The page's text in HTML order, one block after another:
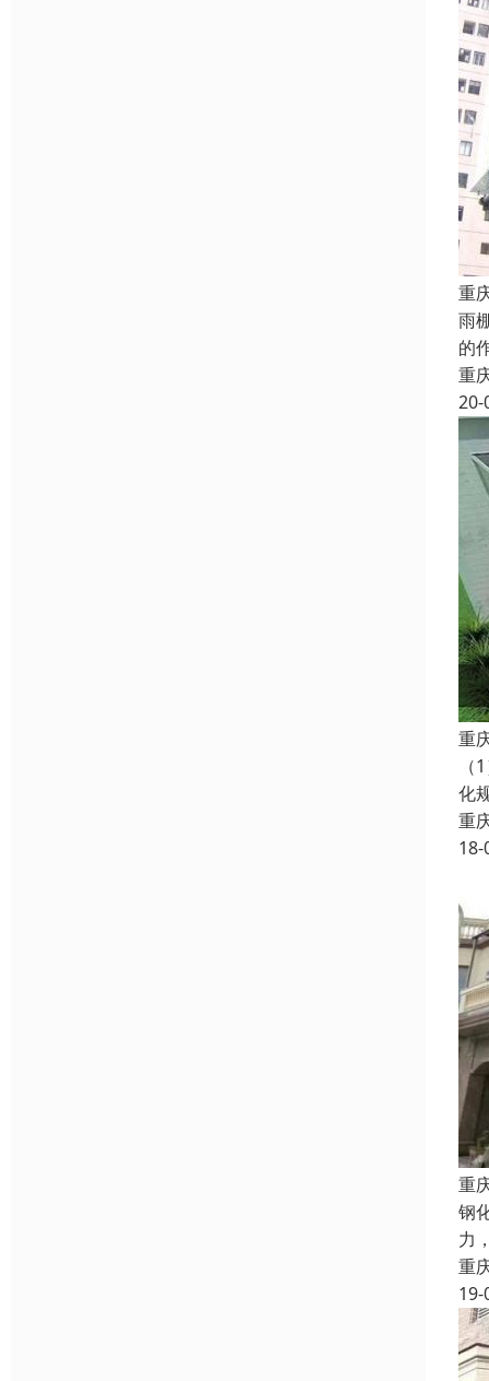
重
雨
的
重
20-
重
化
重
18-
重
钢
力
重
19-